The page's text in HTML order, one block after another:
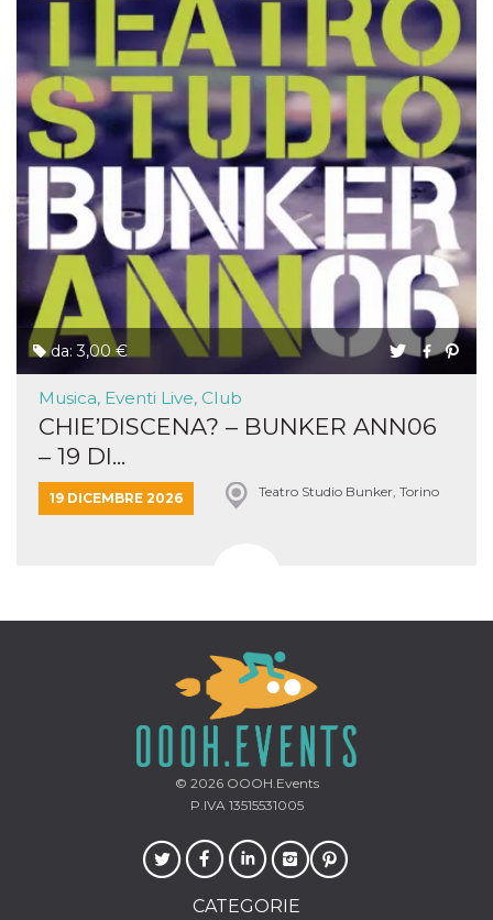
da: 3,00 €
Musica, Eventi Live, Club
CHIE’DISCENA? – BUNKER ANN06
– 19 DI...
19 DICEMBRE 2026 Teatro Studio Bunker, Torino
© 2026OOOH.Events
P.IVA 13515531005
CATEGORIE